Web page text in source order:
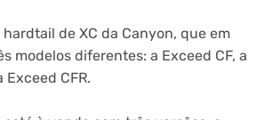
de XC da Canyon, que em
modelos diferentes: a Exceed CF, a
Exceed CFR.